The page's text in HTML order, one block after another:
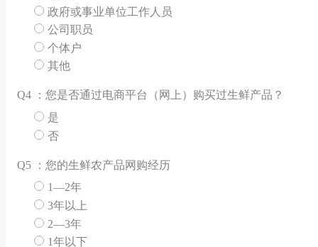
政府或事业单位工作人员
公司职员
个体户
其他
Q4 ：您是否通过电商平台（网上）购买过生鲜产品？
是
否
Q5 ：您的生鲜农产品网购经历
1—2年
3年以上
2—3年
1年以下